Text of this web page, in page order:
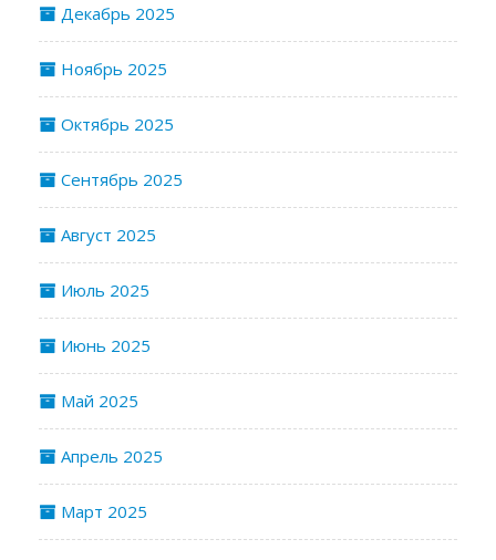
Декабрь 2025
Ноябрь 2025
Октябрь 2025
Сентябрь 2025
Август 2025
Июль 2025
Июнь 2025
Май 2025
Апрель 2025
Март 2025